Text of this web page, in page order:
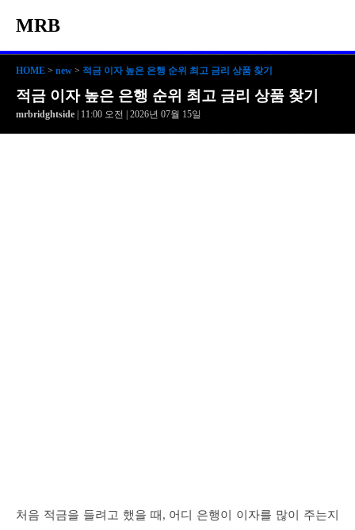
MRB
HOME > new > 적금 이자 높은 은행 순위 최고 금리 상품 찾기
적금 이자 높은 은행 순위 최고 금리 상품 찾기
mrbridghtside | 11:00 오전 | 2026년 07월 15일
처음 적금을 들려고 했을 때, 어디 은행이 이자를 많이 주는지